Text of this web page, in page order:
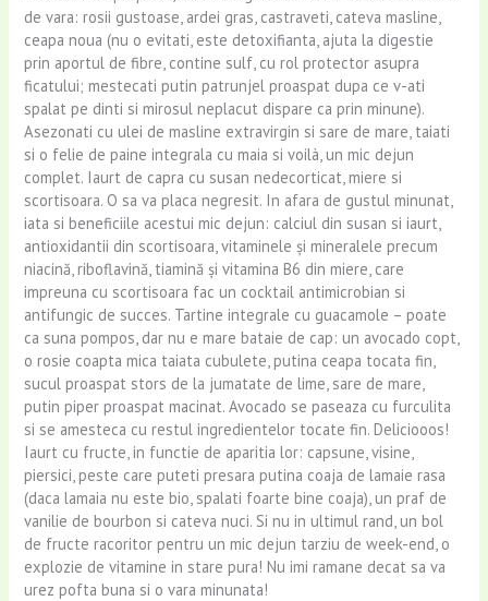
de vara: rosii gustoase, ardei gras, castraveti, cateva masline,
ceapa noua (nu o evitati, este detoxifianta, ajuta la digestie
prin aportul de fibre, contine sulf, cu rol protector asupra
ficatului; mestecati putin patrunjel proaspat dupa ce v-ati
spalat pe dinti si mirosul neplacut dispare ca prin minune).
Asezonati cu ulei de masline extravirgin si sare de mare, taiati
si o felie de paine integrala cu maia si voilà, un mic dejun
complet. Iaurt de capra cu susan nedecorticat, miere si
scortisoara. O sa va placa negresit. In afara de gustul minunat,
iata si beneficiile acestui mic dejun: calciul din susan si iaurt,
antioxidantii din scortisoara, vitaminele şi mineralele precum
niacină, riboflavină, tiamină şi vitamina B6 din miere, care
impreuna cu scortisoara fac un cocktail antimicrobian si
antifungic de succes. Tartine integrale cu guacamole – poate
ca suna pompos, dar nu e mare bataie de cap: un avocado copt,
o rosie coapta mica taiata cubulete, putina ceapa tocata fin,
sucul proaspat stors de la jumatate de lime, sare de mare,
putin piper proaspat macinat. Avocado se paseaza cu furculita
si se amesteca cu restul ingredientelor tocate fin. Deliciooos!
Iaurt cu fructe, in functie de aparitia lor: capsune, visine,
piersici, peste care puteti presara putina coaja de lamaie rasa
(daca lamaia nu este bio, spalati foarte bine coaja), un praf de
vanilie de bourbon si cateva nuci. Si nu in ultimul rand, un bol
de fructe racoritor pentru un mic dejun tarziu de week-end, o
explozie de vitamine in stare pura! Nu imi ramane decat sa va
urez pofta buna si o vara minunata!